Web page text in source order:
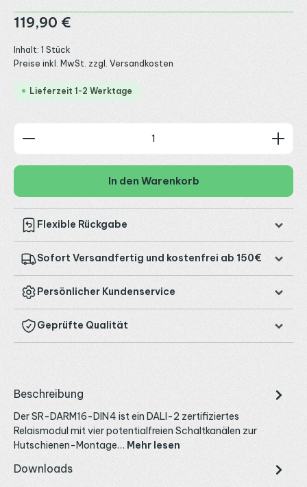
Regulärer Preis:
119,90 €
Inhalt: 1 Stück
Preise inkl. MwSt. zzgl. Versandkosten
Lieferzeit 1-2 Werktage
Produkt Anzahl: Gib den gewünschten Wert ein
In den Warenkorb
Flexible Rückgabe
Sofort Versandfertig und kostenfrei ab 150€
Persönlicher Kundenservice
Geprüfte Qualität
Beschreibung
Der SR-DARM16-DIN4 ist ein DALI-2 zertifiziertes
Relaismodul mit vier potentialfreien Schaltkanälen zur
Hutschienen-Montage… Mehr lesen
Downloads